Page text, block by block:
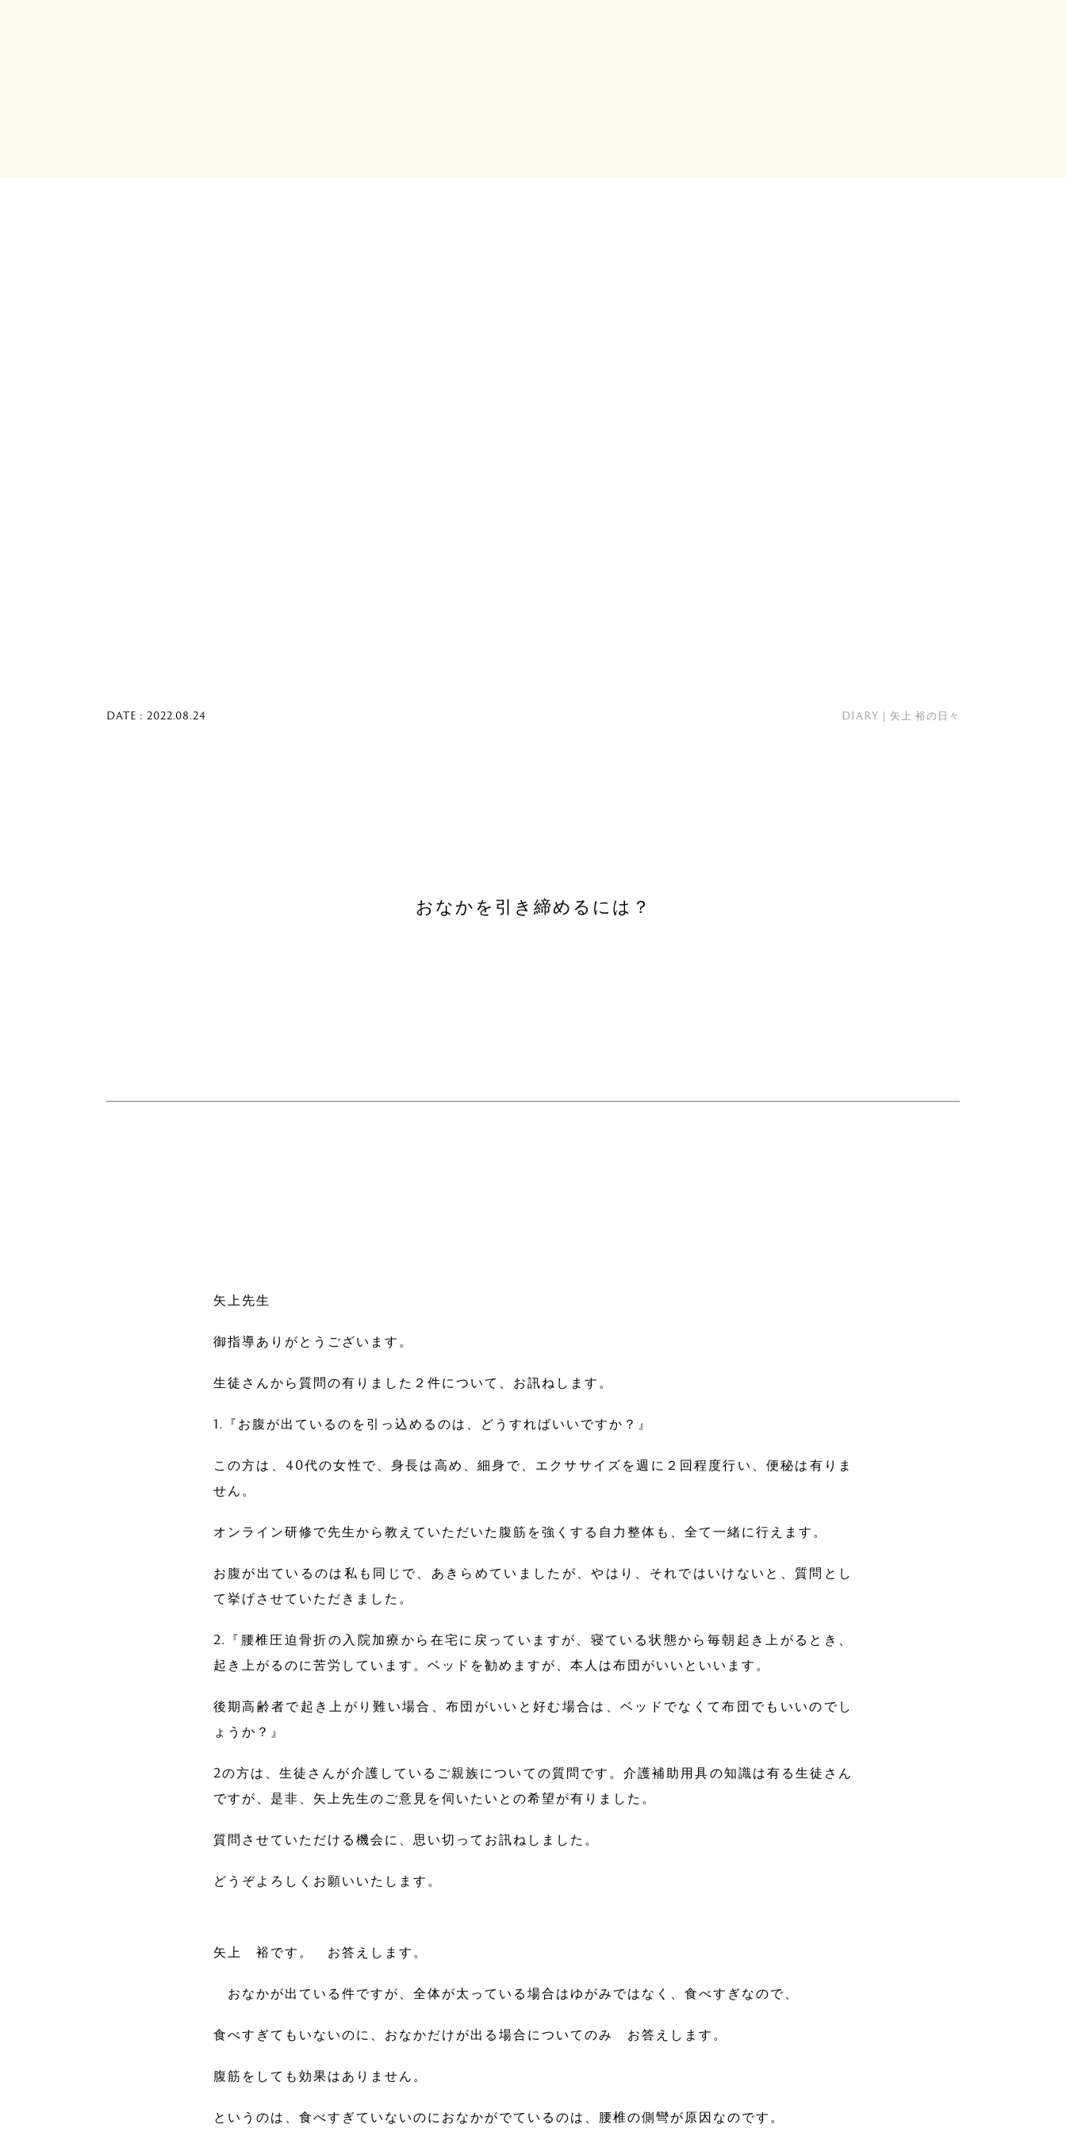
DATE : 2022.08.24 DIARY｜矢上 裕の日々
おなかを引き締めるには？
矢上先生
御指導ありがとうございます。
生徒さんから質問の有りました２件について、お訊ねします。
1.『お腹が出ているのを引っ込めるのは、どうすればいいですか？』
この方は、40代の女性で、身長は高め、細身で、エクササイズを週に２回程度行い、便秘は有りま
せん。
オンライン研修で先生から教えていただいた腹筋を強くする自力整体も、全て一緒に行えます。
お腹が出ているのは私も同じで、あきらめていましたが、やはり、それではいけないと、質問とし
て挙げさせていただきました。
2.『腰椎圧迫骨折の入院加療から在宅に戻っていますが、寝ている状態から毎朝起き上がるとき、
起き上がるのに苦労しています。ベッドを勧めますが、本人は布団がいいといいます。
後期高齢者で起き上がり難い場合、布団がいいと好む場合は、ベッドでなくて布団でもいいのでし
ょうか？』
2の方は、生徒さんが介護しているご親族についての質問です。介護補助用具の知識は有る生徒さん
ですが、是非、矢上先生のご意見を伺いたいとの希望が有りました。
質問させていただける機会に、思い切ってお訊ねしました。
どうぞよろしくお願いいたします。
矢上 裕です。 お答えします。
おなかが出ている件ですが、全体が太っている場合はゆがみではなく、食べすぎなので、
食べすぎてもいないのに、おなかだけが出る場合についてのみ お答えします。
腹筋をしても効果はありません。
というのは、食べすぎていないのにおなかがでているのは、腰椎の側彎が原因なのです。